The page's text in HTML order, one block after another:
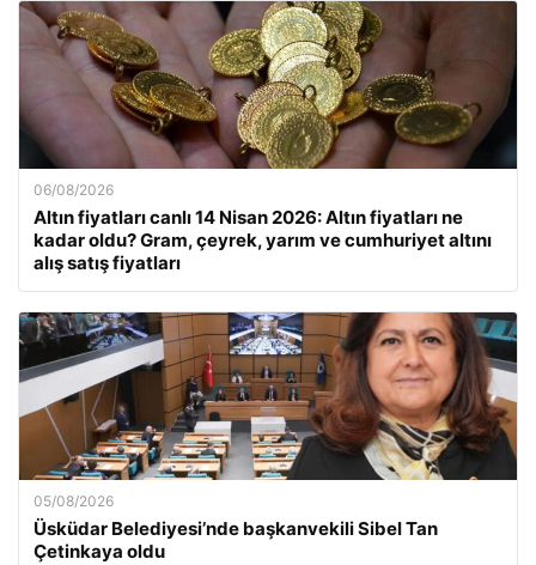
06/08/2026
Altın fiyatları canlı 14 Nisan 2026: Altın fiyatları ne
kadar oldu? Gram, çeyrek, yarım ve cumhuriyet altını
alış satış fiyatları
05/08/2026
Üsküdar Belediyesi’nde başkanvekili Sibel Tan
Çetinkaya oldu